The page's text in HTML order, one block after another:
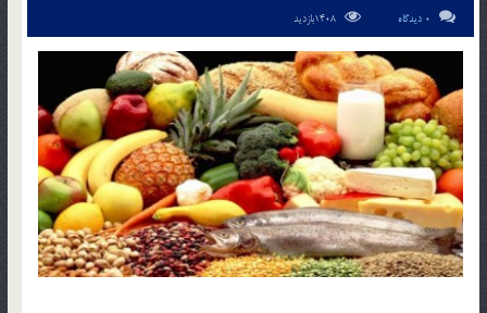
0 دیدگاه